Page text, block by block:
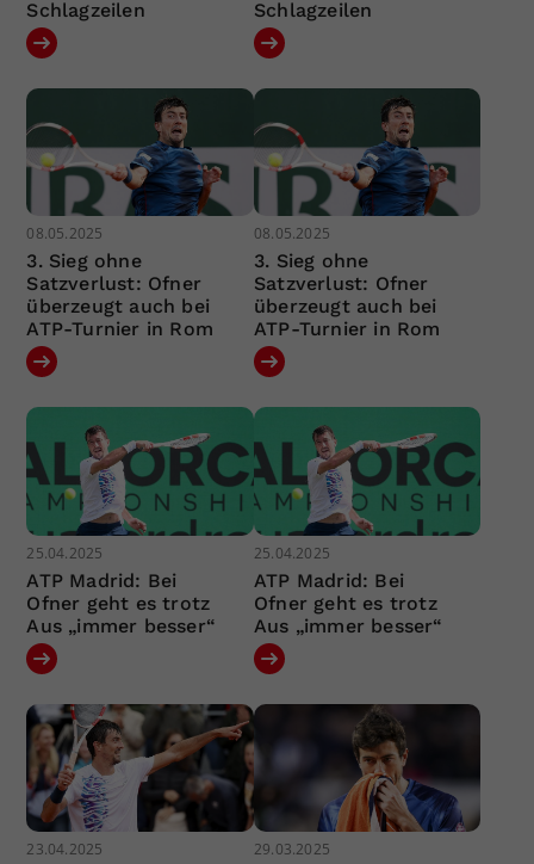
Schlagzeilen Schlagzeilen
08.05.2025
3. Sieg ohne
Satzverlust: Ofner
überzeugt auch bei
ATP-Turnier in Rom
08.05.2025
3. Sieg ohne
Satzverlust: Ofner
überzeugt auch bei
ATP-Turnier in Rom
25.04.2025
ATP Madrid: Bei
Ofner geht es trotz
Aus „immer besser“
25.04.2025
ATP Madrid: Bei
Ofner geht es trotz
Aus „immer besser“
23.04.2025 29.03.2025